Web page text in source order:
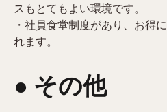
スもとてもよい環境です。
・社員食堂制度があり、お得
れます。
● その他